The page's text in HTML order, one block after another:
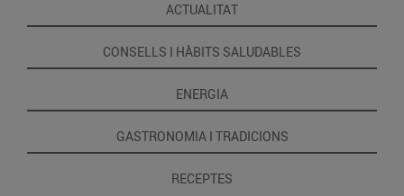
ACTUALITAT
CONSELLS I HÀBITS SALUDABLES
ENERGIA
GASTRONOMIA I TRADICIONS
RECEPTES